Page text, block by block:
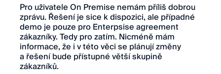
Pro uživatele On Premise nemám příliš dobrou
zprávu. Řešení je sice k dispozici, ale případné
demo je pouze pro Enterpsise agreement
zákazníky. Tedy pro zatím. Nicméně mám
informace, že i v této věci se plánují změny
a řešení bude přístupné větší skupině
zákazníků.